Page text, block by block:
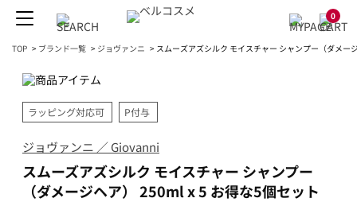
0
TOP > ブランド一覧 > ジョヴァンニ > スムーズアズシルク モイスチャー シャンプー（ダメー
ラッピング対応可 P付与
ジョヴァンニ ／ Giovanni
スムーズアズシルク モイスチャー シャンプー
（ダメージヘア） 250ml x 5 お得な5個セット